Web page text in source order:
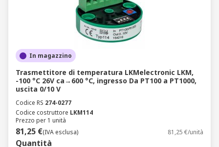
In magazzino
Trasmettitore di temperatura LKMelectronic LKM,
-100 °C 26V ca→600 °C, ingresso Da PT100 a PT1000,
uscita 0/10 V
Codice RS 274-0277
Codice costruttore LKM114
Prezzo per 1 unità
81,25 €(IVA esclusa) 81,25 €/unità
Quantità